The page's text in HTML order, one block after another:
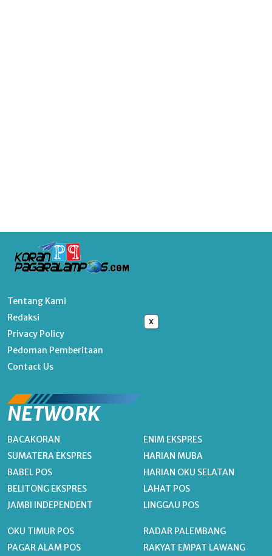
x
Tentang Kami
Redaksi
Privacy Policy
Pedoman Pemberitaan
Contact Us
NETWORK
BACAKORAN
SUMATERA EKSPRES
BABEL POS
BELITONG EKSPRES
JAMBI INDEPENDENT
ENIM EKSPRES
HARIAN MUBA
HARIAN OKU SELATAN
LAHAT POS
LINGGAU POS
OKU TIMUR POS
PAGAR ALAM POS
RADAR PALEMBANG
RAKYAT EMPAT LAWANG